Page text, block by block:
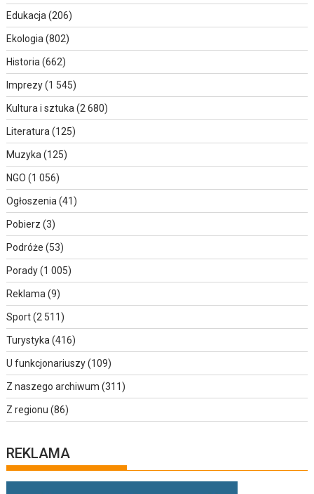
Edukacja (206)
Ekologia (802)
Historia (662)
Imprezy(1 545)
Kultura i sztuka (2 680)
Literatura (125)
Muzyka (125)
NGO (1 056)
Ogłoszenia (41)
Pobierz (3)
Podróże (53)
Porady(1 005)
Reklama (9)
Sport(2 511)
Turystyka (416)
U funkcjonariuszy(109)
Z naszego archiwum (311)
Z regionu (86)
REKLAMA